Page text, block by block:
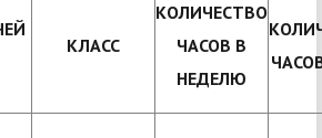
КЛАСС
КОЛИЧЕСТВО
ЧАСОВ В
НЕДЕЛЮ